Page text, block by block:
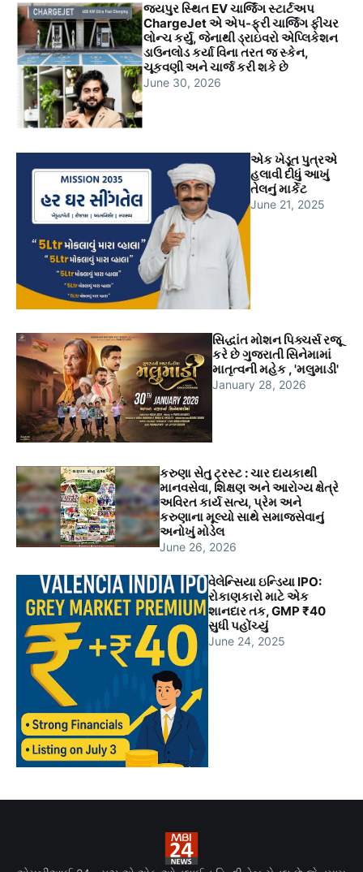
જયપુર સ્થિત EV ચાર્જિંગ સ્ટાર્ટઅપ
ChargeJet એ એપ-ફ્રી ચાર્જિંગ ફીચર
લોન્ચ કર્યું, જેનાથી ડ્રાઇવરો એપ્લિકેશન
ડાઉનલોડ કર્યા વિના તરત જ સ્કેન,
ચૂકવણી અને ચાર્જ કરી શકે છે
June 30, 2026
એક ખેડૂત પુત્રએ
હલાવી દીધું આખું
તેલનું માર્કેટ
June 21, 2025
સિદ્ધાંત મોશન પિક્ચર્સ રજૂ
કરે છે ગુજરાતી સિનેમામાં
માતૃત્વની મહેક , 'મલુમાડી'
January 28, 2026
કરુણા સેતુ ટ્રસ્ટ : ચાર દાયકાથી
માનવસેવા, શિક્ષણ અને આરોગ્ય ક્ષેત્રે
અવિરત કાર્ય સત્ય, પ્રેમ અને
કરુણાના મૂલ્યો સાથે સમાજસેવાનું
અનોખું મોડેલ
June 26, 2026
વેલેન્સિયા ઇન્ડિયા IPO:
રોકાણકારો માટે એક
શાનદાર તક, GMP ₹40
સુધી પહોંચ્યું
June 24, 2025